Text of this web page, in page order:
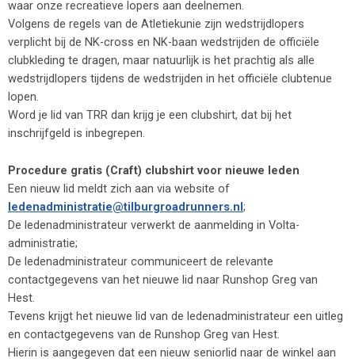
waar onze recreatieve lopers aan deelnemen.
Volgens de regels van de Atletiekunie zijn wedstrijdlopers
verplicht bij de NK-cross en NK-baan wedstrijden de officiële
clubkleding te dragen, maar natuurlijk is het prachtig als alle
wedstrijdlopers tijdens de wedstrijden in het officiële clubtenue
lopen.
Word je lid van TRR dan krijg je een clubshirt, dat bij het
inschrijfgeld is inbegrepen.
Procedure gratis (Craft) clubshirt voor nieuwe leden
Een nieuw lid meldt zich aan via website of
ledenadministratie@tilburgroadrunners.nl;
De ledenadministrateur verwerkt de aanmelding in Volta-
administratie;
De ledenadministrateur communiceert de relevante
contactgegevens van het nieuwe lid naar Runshop Greg van
Hest.
Tevens krijgt het nieuwe lid van de ledenadministrateur een uitleg
en contactgegevens van de Runshop Greg van Hest.
Hierin is aangegeven dat een nieuw seniorlid naar de winkel aan